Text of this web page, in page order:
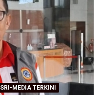
SRI-MEDIA TERKINI